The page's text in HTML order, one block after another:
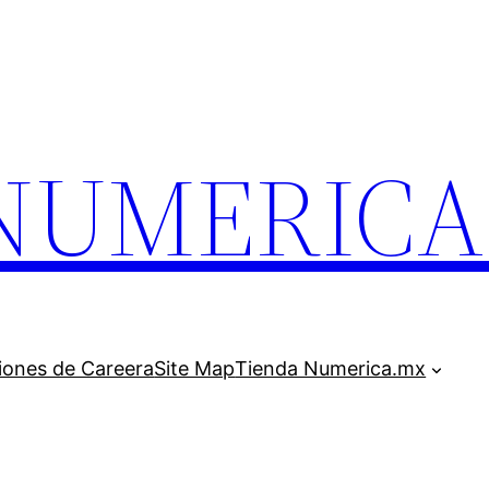
de CareeraSite MapTienda Numerica.mx